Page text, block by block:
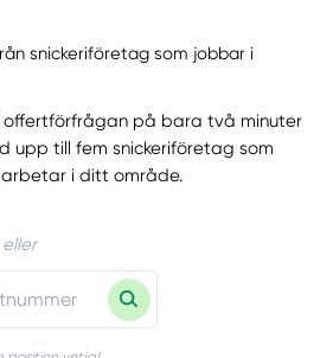
snickeriföretag som jobbar i
offertförfrågan på bara två minuter
upp till fem snickeriföretag som
i ditt område.
eller